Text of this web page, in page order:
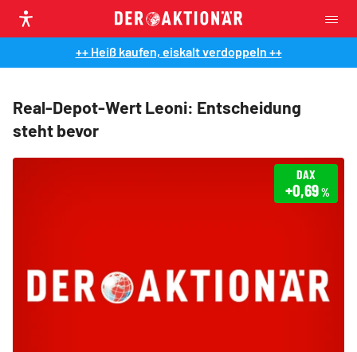
++ Heiß kaufen, eiskalt verdoppeln ++
Real-Depot-Wert Leoni: Entscheidung
steht bevor
DAX
+0,69%